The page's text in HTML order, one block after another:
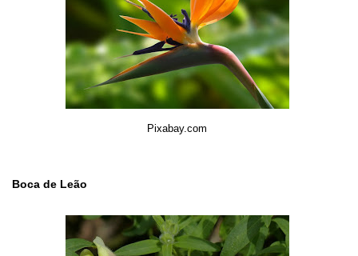
Pixabay.com
Boca de Leão